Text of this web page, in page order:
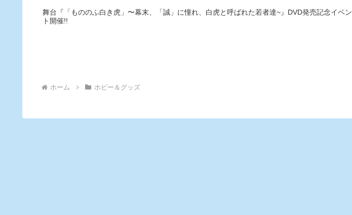
舞台『「もののふ白き虎」〜幕末、「誠」に憧れ、白虎と呼ばれた若者達~』DVD発売記念イベン
ト開催!!
ホーム ホビー＆グッズ